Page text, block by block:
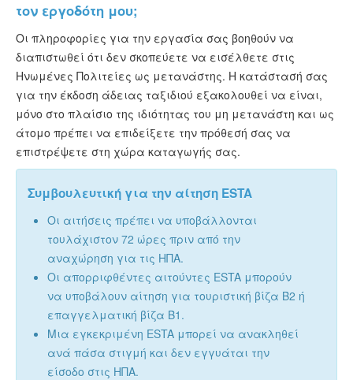
τον εργοδότη μου;
Οι πληροφορίες για την εργασία σας βοηθούν να
διαπιστωθεί ότι δεν σκοπεύετε να εισέλθετε στις
Ηνωμένες Πολιτείες ως μετανάστης. Η κατάστασή σας
για την έκδοση άδειας ταξιδιού εξακολουθεί να είναι,
μόνο στο πλαίσιο της ιδιότητας του μη μετανάστη και ως
άτομο πρέπει να επιδείξετε την πρόθεσή σας να
επιστρέψετε στη χώρα καταγωγής σας.
Συμβουλευτική για την αίτηση ESTA
Οι αιτήσεις πρέπει να υποβάλλονται
τουλάχιστον 72 ώρες πριν από την
αναχώρηση για τις ΗΠΑ.
Οι απορριφθέντες αιτούντες ESTA μπορούν
να υποβάλουν αίτηση για τουριστική βίζα B2 ή
επαγγελματική βίζα B1.
Μια εγκεκριμένη ESTA μπορεί να ανακληθεί
ανά πάσα στιγμή και δεν εγγυάται την
είσοδο στις ΗΠΑ.